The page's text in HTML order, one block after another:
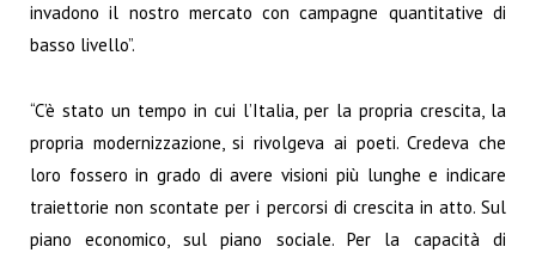
invadono il nostro mercato con campagne quantitative di
basso livello”.
“C’è stato un tempo in cui l’Italia, per la propria crescita, la
propria modernizzazione, si rivolgeva ai poeti. Credeva che
loro fossero in grado di avere visioni più lunghe e indicare
traiettorie non scontate per i percorsi di crescita in atto. Sul
piano economico, sul piano sociale. Per la capacità di